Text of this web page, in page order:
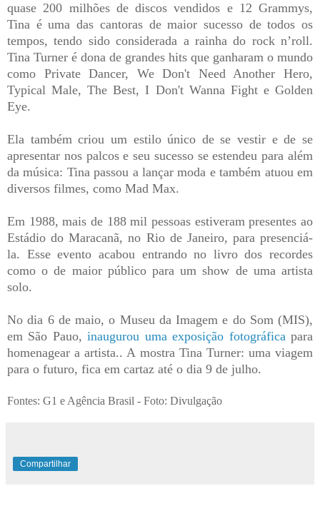
quase 200 milhões de discos vendidos e 12 Grammys,
Tina é uma das cantoras de maior sucesso de todos os
tempos, tendo sido considerada a rainha do rock n’roll.
Tina Turner é dona de grandes hits que ganharam o mundo
como Private Dancer, We Don't Need Another Hero,
Typical Male, The Best, I Don't Wanna Fight e Golden
Eye.
Ela também criou um estilo único de se vestir e de se
apresentar nos palcos e seu sucesso se estendeu para além
da música: Tina passou a lançar moda e também atuou em
diversos filmes, como Mad Max.
Em 1988, mais de 188 mil pessoas estiveram presentes ao
Estádio do Maracanã, no Rio de Janeiro, para presenciá-
la. Esse evento acabou entrando no livro dos recordes
como o de maior público para um show de uma artista
solo.
No dia 6 de maio, o Museu da Imagem e do Som (MIS),
em São Pauo,inaugurou uma exposição fotográficapara
homenagear a artista.. A mostra Tina Turner: uma viagem
para o futuro, fica em cartaz até o dia 9 de julho.
Fontes: G1 e Agência Brasil - Foto: Divulgação
Compartilhar